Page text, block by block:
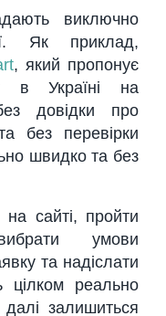
виключно
Як приклад,
, який пропонує
в Україні на
довідки про
без перевірки
швидко та без
на сайті, пройти
умови
та надіслати
цілком реально
залишиться